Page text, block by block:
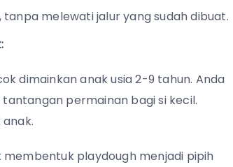
melewati jalur yang sudah dibuat.
dimainkan anak usia 2-9 tahun. Anda
permainan bagi si kecil.
playdough menjadi pipih